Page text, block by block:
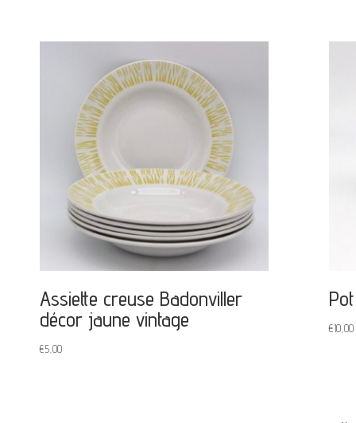
Assiette creuse Badonviller
décor jaune vintage
€5,00
€10,00